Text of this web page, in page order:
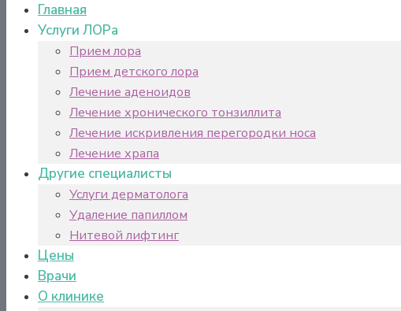
Главная
Услуги ЛОРа
Прием лора
Прием детского лора
Лечение аденоидов
Лечение хронического тонзиллита
Лечение искривления перегородки носа
Лечение храпа
Другие специалисты
Услуги дерматолога
Удаление папиллом
Нитевой лифтинг
Цены
Врачи
О клинике